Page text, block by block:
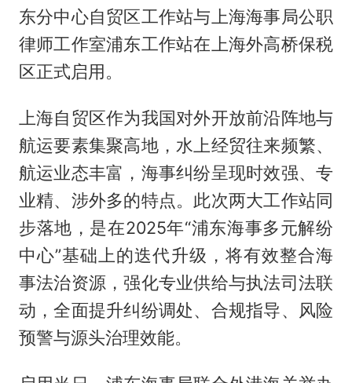
东分中心自贸区工作站与上海海事局公职
律师工作室浦东工作站在上海外高桥保税
区正式启用。
上海自贸区作为我国对外开放前沿阵地与
航运要素集聚高地，水上经贸往来频繁、
航运业态丰富，海事纠纷呈现时效强、专
业精、涉外多的特点。此次两大工作站同
步落地，是在2025年“浦东海事多元解纷
中心”基础上的迭代升级，将有效整合海
事法治资源，强化专业供给与执法司法联
动，全面提升纠纷调处、合规指导、风险
预警与源头治理效能。